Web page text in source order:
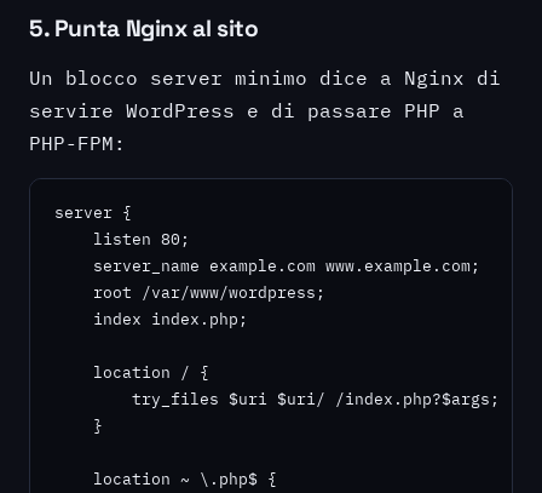
5. Punta Nginx al sito
Un blocco server minimo dice a Nginx di
servire WordPress e di passare PHP a
PHP-FPM:
server {
    listen 80;
    server_name example.com www.example.com;
    root /var/www/wordpress;
    index index.php;
    location / {
        try_files $uri $uri/ /index.php?$args;
    }
    location ~ \.php$ {